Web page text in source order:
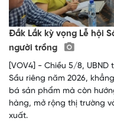
Đắk Lắk kỳ vọng Lễ hội
người trồng
[VOV4] - Chiều 5/8,
Sầu riêng năm 2026,
bá sản phẩm mà còn
hàng, mở rộng thị trường
xuất.